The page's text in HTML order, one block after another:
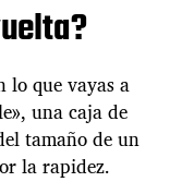
lo que vayas a
una caja de
tamaño de un
la rapidez.